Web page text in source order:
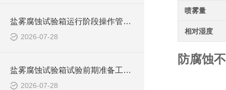
盐雾腐蚀试验箱运行阶段操作管控，维持稳定腐蚀试验环境
2026-07-28
盐雾腐蚀试验箱试验前期准备工作，夯实测试规范性基础
2026-07-28
喷雾量
相对湿度
防腐蚀